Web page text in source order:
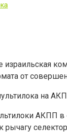
от
АКПП
рычагу